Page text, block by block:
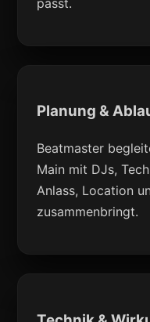
Planung &
Beatmaster
Main mit DJs,
Anlass, Location
zusammenbringt.